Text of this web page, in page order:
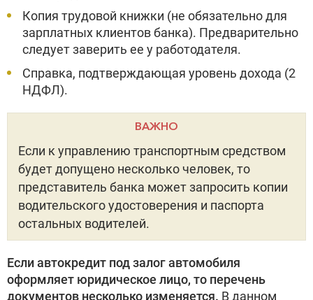
Копия трудовой книжки (не обязательно для
зарплатных клиентов банка). Предварительно
следует заверить ее у работодателя.
Справка, подтверждающая уровень дохода (2
НДФЛ).
ВАЖНО
Если к управлению транспортным средством
будет допущено несколько человек, то
представитель банка может запросить копии
водительского удостоверения и паспорта
остальных водителей.
Если автокредит под залог автомобиля
оформляет юридическое лицо, то перечень
документов несколько изменяется. В данном